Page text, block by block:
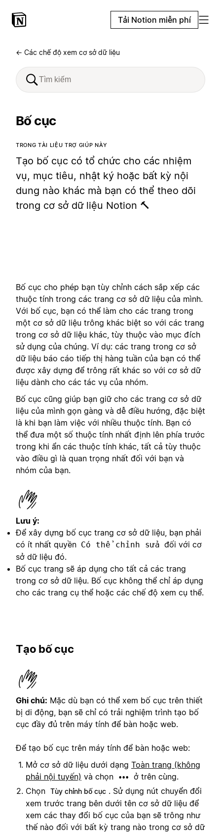
Tải Notion miễn phí
← Các chế độ xem cơ sở dữ liệu
Bố cục
TRONG TÀI LIỆU TRỢ GIÚP NÀY
Tạo bố cục có tổ chức cho các nhiệm
vụ, mục tiêu, nhật ký hoặc bất kỳ nội
dung nào khác mà bạn có thể theo dõi
trong cơ sở dữ liệu Notion 🔨
Bố cục cho phép bạn tùy chỉnh cách sắp xếp các
thuộc tính trong các trang cơ sở dữ liệu của mình.
Với bố cục, bạn có thể làm cho các trang trong
một cơ sở dữ liệu trông khác biệt so với các trang
trong cơ sở dữ liệu khác, tùy thuộc vào mục đích
sử dụng của chúng. Ví dụ: các trang trong cơ sở
dữ liệu báo cáo tiếp thị hàng tuần của bạn có thể
được xây dựng để trông rất khác so với cơ sở dữ
liệu dành cho các tác vụ của nhóm.
Bố cục cũng giúp bạn giữ cho các trang cơ sở dữ
liệu của mình gọn gàng và dễ điều hướng, đặc biệt
là khi bạn làm việc với nhiều thuộc tính. Bạn có
thể đưa một số thuộc tính nhất định lên phía trước
trong khi ẩn các thuộc tính khác, tất cả tùy thuộc
vào điều gì là quan trọng nhất đối với bạn và
nhóm của bạn.
Lưu ý:
Để xây dựng bố cục trang cơ sở dữ liệu, bạn phải
có ít nhất quyền Có thể chỉnh sửa đối với cơ
sở dữ liệu đó.
Bố cục trang sẽ áp dụng cho tất cả các trang
trong cơ sở dữ liệu. Bố cục không thể chỉ áp dụng
cho các trang cụ thể hoặc các chế độ xem cụ thể.
Tạo bố cục
Ghi chú: Mặc dù bạn có thể xem bố cục trên thiết
bị di động, bạn sẽ chỉ có trải nghiệm trình tạo bố
cục đầy đủ trên máy tính để bàn hoặc web.
Để tạo bố cục trên máy tính để bàn hoặc web:
Mở cơ sở dữ liệu dưới dạng Toàn trang (không
phải nội tuyến) và chọn •••
ở trên cùng.
Chọn Tùy chỉnh bố cục . Sử dụng nút chuyển đổi
xem trước trang bên dưới tên cơ sở dữ liệu để
xem các thay đổi bố cục của bạn sẽ trông như
thế nào đối với bất kỳ trang nào trong cơ sở dữ